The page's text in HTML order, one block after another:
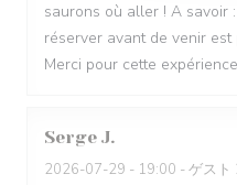
saurons où aller ! A savoir
réserver avant de venir
Merci pour cette
Serge J
2026-07-29 - 19:00 - ゲスト